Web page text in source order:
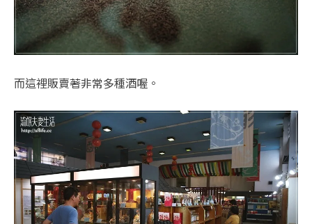
而這裡販賣著非常多種酒喔。